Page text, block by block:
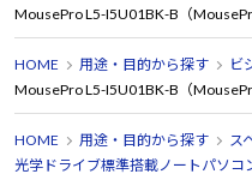
MousePro L5-I5U01BK-B（
HOME 用途・目的から探す
ビ
MousePro L5-I5U01BK-B（
HOME 用途・目的から探す
ス
光学ドライブ標準搭載ノートパソコ